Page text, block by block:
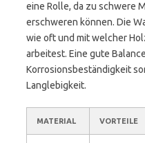
eine Rolle, da zu schwere
erschweren können. Die
wie oft und mit welcher
arbeitest. Eine gute
Korrosionsbeständigkeit
Langlebigkeit.
MATERIAL VORTEILE